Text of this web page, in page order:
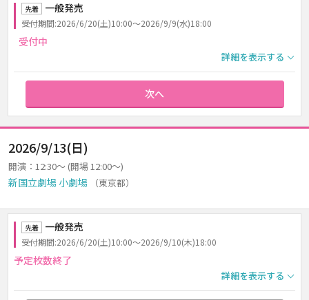
先着 一般発売
受付期間:2026/6/20(土)10:00～2026/9/9(水)18:00
受付中
詳細を表示する
次へ
2026/9/13(日)
開演：12:30～ (開場 12:00～)
新国立劇場 小劇場 （東京都）
先着 一般発売
受付期間:2026/6/20(土)10:00～2026/9/10(木)18:00
予定枚数終了
詳細を表示する